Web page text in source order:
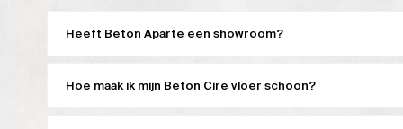
Heeft Beton Aparte een showroom?
Hoe maak ik mijn Beton Cire vloer schoon?